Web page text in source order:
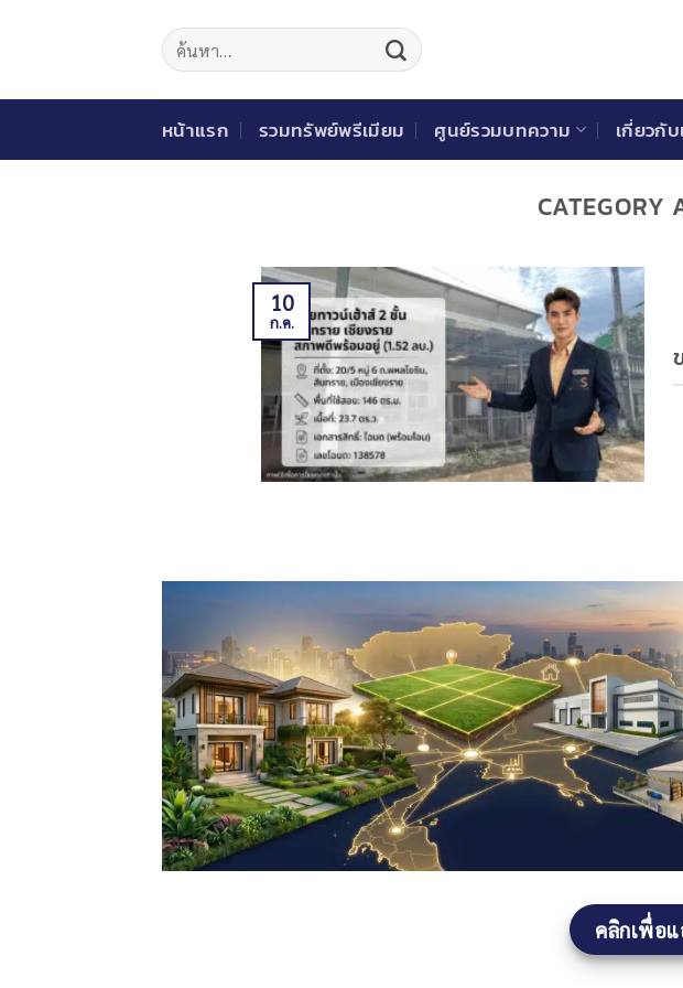
หน้าแรก รวมทรัพย์พรีเมียม ศูนย์รวมบทความ เกี่ยวกับ
CATEGORY
10
ก.ค.
คลิกเพื่อ